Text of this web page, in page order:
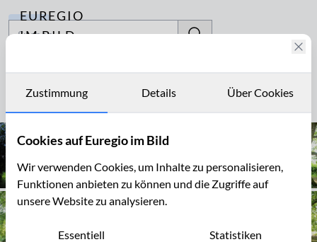
EUREGIO
IM BILD
Archiv
Kontakt
Archiv
Zustimmung Details Über Cookies
Cookies auf Euregio im Bild
Wir verwenden Cookies, um Inhalte zu personalisieren,
Funktionen anbieten zu können und die Zugriffe auf
unsere Website zu analysieren.
Essentiell
Statistiken